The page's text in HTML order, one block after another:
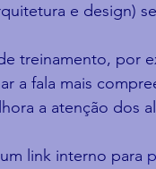
e design)
treinamento, por
a fala mais
a atenção dos
link interno para